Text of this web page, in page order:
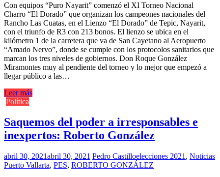
Con equipos “Puro Nayarit” comenzó el XI Torneo Nacional
Charro “El Dorado” que organizan los campeones nacionales del
Rancho Las Cuatas, en el Lienzo “El Dorado” de Tepic, Nayarit,
con el triunfo de R3 con 213 bonos. El lienzo se ubica en el
kilómetro 1 de la carretera que va de San Cayetano al Aeropuerto
“Amado Nervo”, donde se cumple con los protocolos sanitarios que
marcan los tres niveles de gobiernos. Don Roque González
Miramontes muy al pendiente del torneo y lo mejor que empezó a
llegar público a las…
Leer más
Política
Saquemos del poder a irresponsables e
inexpertos: Roberto González
abril 30, 2021abril 30, 2021 Pedro Castilloelecciones 2021 , Noticias
Puerto Vallarta, PES, ROBERTO GONZÁLEZ